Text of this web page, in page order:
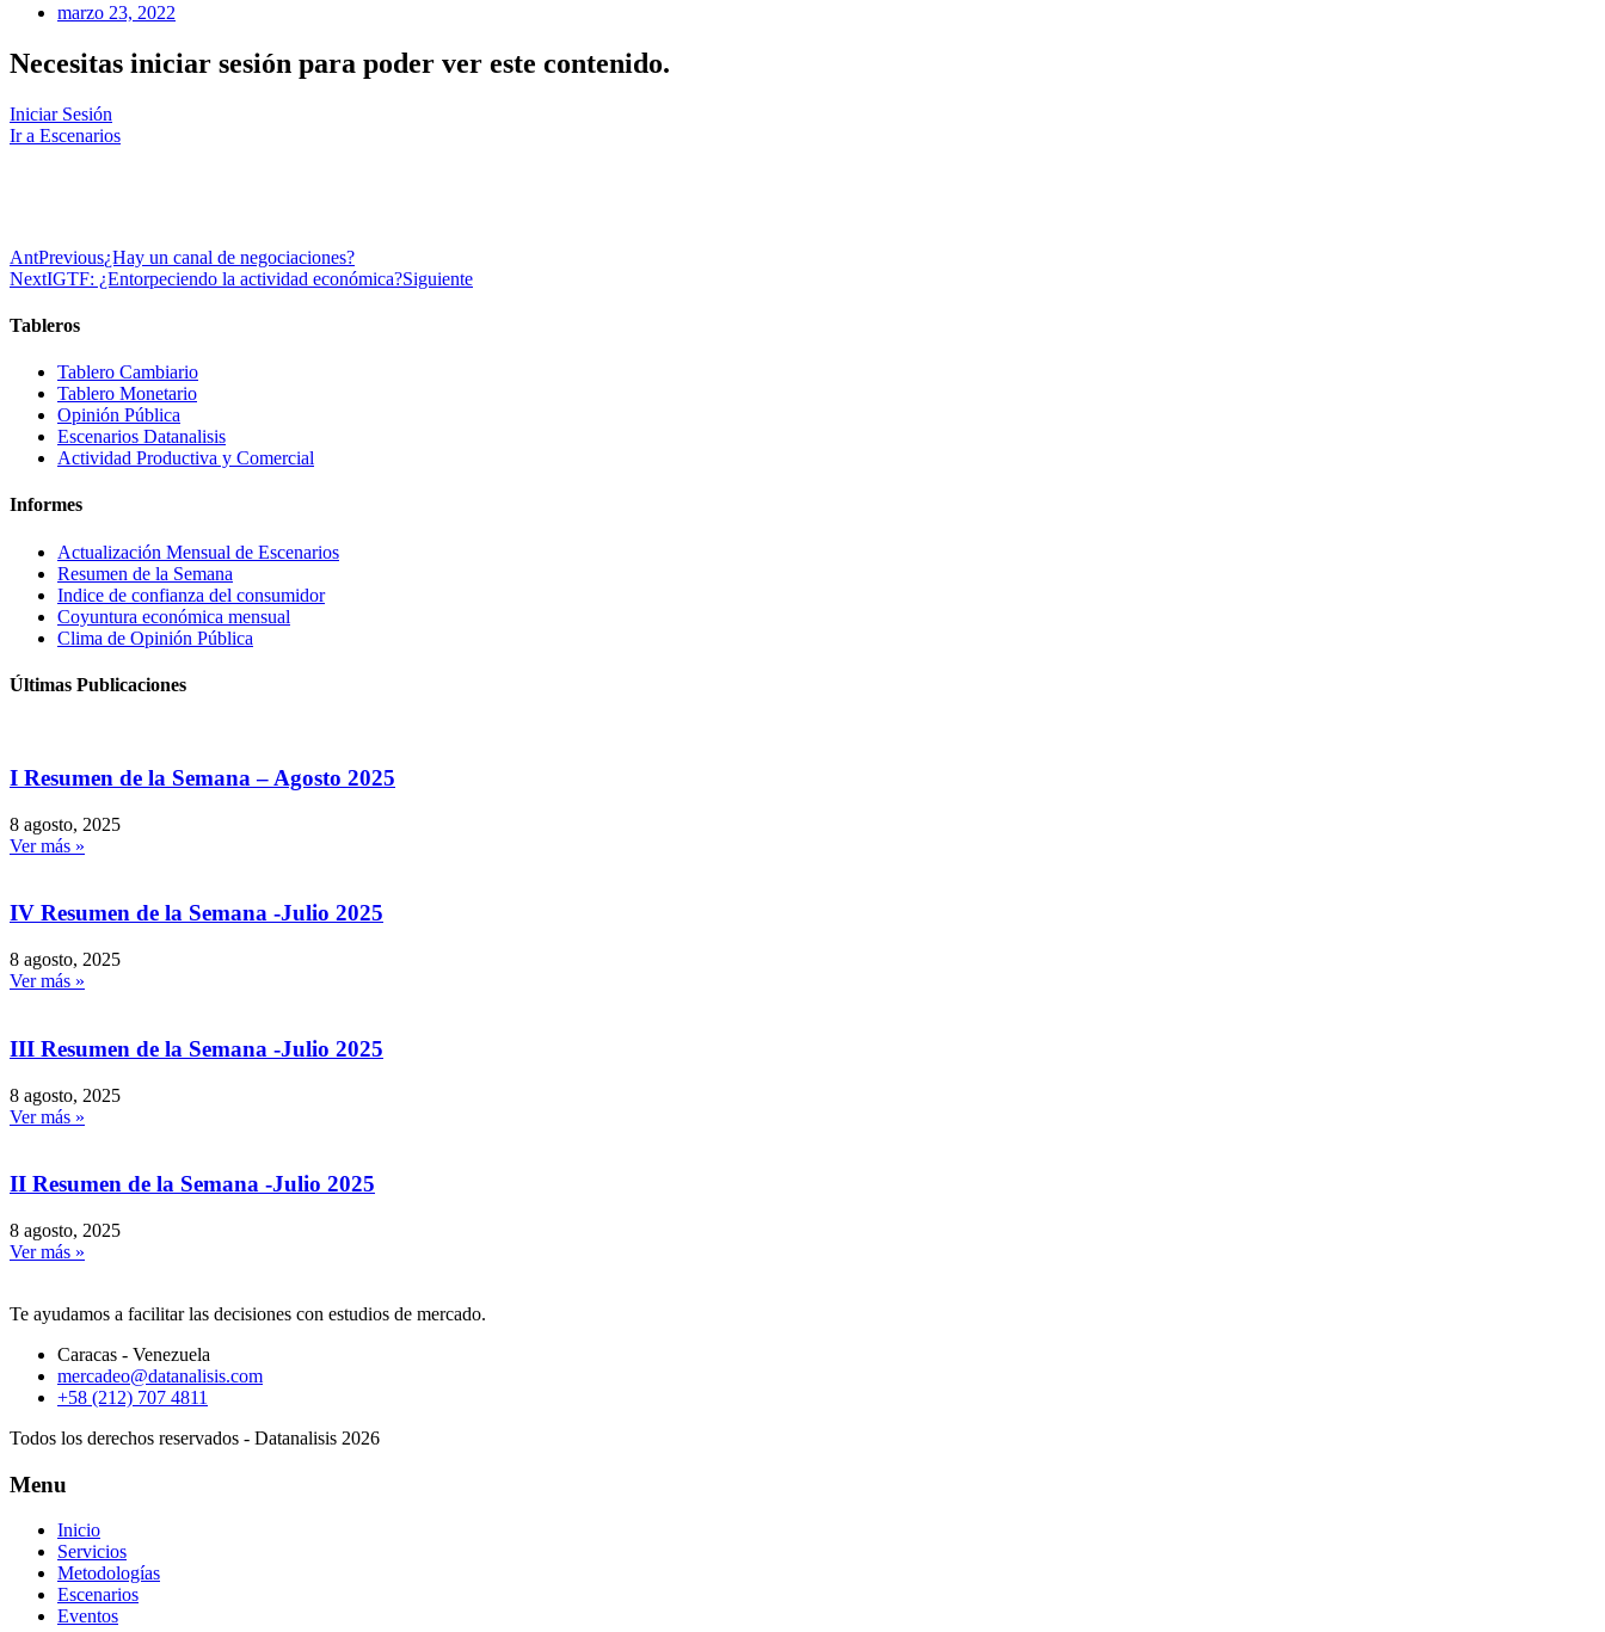
marzo 23, 2022
Necesitas iniciar sesión para poder ver este contenido.
Iniciar Sesión
Ir a Escenarios
AntPrevious¿Hay un canal de negociaciones?
NextIGTF: ¿Entorpeciendo la actividad económica?Siguiente
Tableros
Tablero Cambiario
Tablero Monetario
Opinión Pública
Escenarios Datanalisis
Actividad Productiva y Comercial
Informes
Actualización Mensual de Escenarios
Resumen de la Semana
Indice de confianza del consumidor
Coyuntura económica mensual
Clima de Opinión Pública
Últimas Publicaciones
I Resumen de la Semana – Agosto 2025
8 agosto, 2025
Ver más »
IV Resumen de la Semana -Julio 2025
8 agosto, 2025
Ver más »
III Resumen de la Semana -Julio 2025
8 agosto, 2025
Ver más »
II Resumen de la Semana -Julio 2025
8 agosto, 2025
Ver más »
Te ayudamos a facilitar las decisiones con estudios de mercado.
Caracas - Venezuela
mercadeo@datanalisis.com
+58 (212) 707 4811
Todos los derechos reservados - Datanalisis 2026
Menu
Inicio
Servicios
Metodologías
Escenarios
Eventos